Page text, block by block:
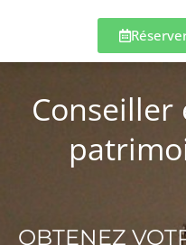
Conseiller
OBTENEZ